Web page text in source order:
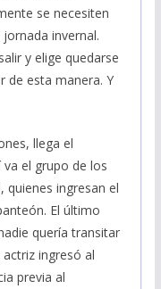
se necesiten
invernal.
y elige quedarse
de esta manera. Y
llega el
el grupo de los
quienes ingresan el
El último
quería transitar
ingresó al
previa al